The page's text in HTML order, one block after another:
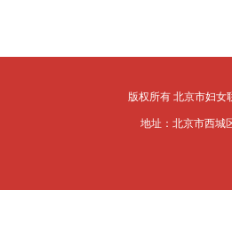
版权所有 北京市妇女
地址：北京市西城